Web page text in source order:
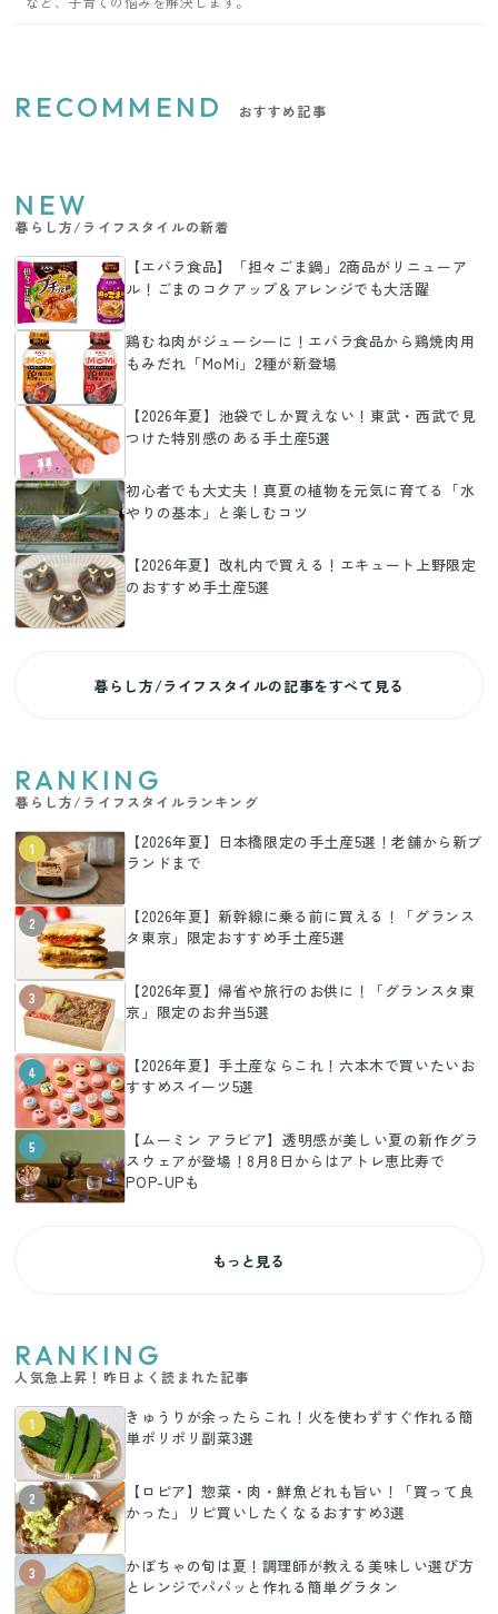
RECOMMEND おすすめ記事
NEW
暮らし方/ライフスタイルの新着
【エバラ食品】「担々ごま鍋」2商品がリニューア
ル！ごまのコクアップ＆アレンジでも大活躍
鶏むね肉がジューシーに！エバラ食品から鶏焼肉用
もみだれ「MoMi」2種が新登場
【2026年夏】池袋でしか買えない！東武・西武で見
つけた特別感のある手土産5選
初心者でも大丈夫！真夏の植物を元気に育てる「水
やりの基本」と楽しむコツ
【2026年夏】改札内で買える！エキュート上野限定
のおすすめ手土産5選
暮らし方/ライフスタイルの記事をすべて見る
RANKING
暮らし方/ライフスタイルランキング
1
【2026年夏】日本橋限定の手土産5選！老舗から新ブ
ランドまで
2
【2026年夏】新幹線に乗る前に買える！「グランス
タ東京」限定おすすめ手土産5選
3
【2026年夏】帰省や旅行のお供に！「グランスタ東
京」限定のお弁当5選
4
【2026年夏】手土産ならこれ！六本木で買いたいお
すすめスイーツ5選
5
【ムーミン アラビア】透明感が美しい夏の新作グラ
スウェアが登場！8月8日からはアトレ恵比寿で
POP-UPも
もっと見る
RANKING
人気急上昇！昨日よく読まれた記事
1
きゅうりが余ったらこれ！火を使わずすぐ作れる簡
単ポリポリ副菜3選
2
【ロピア】惣菜・肉・鮮魚どれも旨い！「買って良
かった」リピ買いしたくなるおすすめ3選
3
かぼちゃの旬は夏！調理師が教える美味しい選び方
とレンジでパパッと作れる簡単グラタン